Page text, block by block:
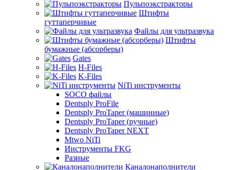
Пульпоэкстракторы
Штифты
гуттаперчивые
Файлы для ультразвука
Штифты
бумажные (абсорберы)
Gates
H-Files
K-Files
NiTi инструменты
SOCO файлы
Dentsply ProFile
Dentsply ProTaper (машинные)
Dentsply ProTaper (ручные)
Dentsply ProTaper NEXT
Mtwo NiTi
Инструменты FKG
Разные
Каналонаполнители